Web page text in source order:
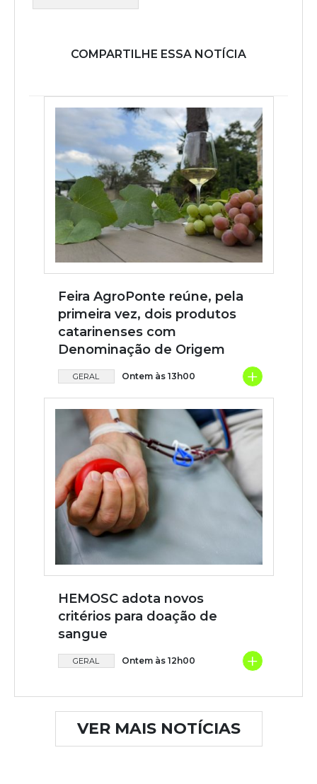
COMPARTILHE ESSA NOTÍCIA
Feira AgroPonte reúne, pela
primeira vez, dois produtos
catarinenses com
Denominação de Origem
GERAL Ontem às 13h00 +
HEMOSC adota novos
critérios para doação de
sangue
GERAL Ontem às 12h00 +
VER MAIS NOTÍCIAS